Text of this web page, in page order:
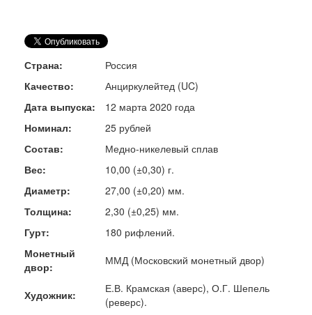
Страна:
Россия
Качество:
Анциркулейтед (UC)
Дата выпуска:
12 марта 2020 года
Номинал:
25 рублей
Состав:
Медно-никелевый сплав
Вес:
10,00 (±0,30) г.
Диаметр:
27,00 (±0,20) мм.
Толщина:
2,30 (±0,25) мм.
Гурт:
180 рифлений.
Монетный
двор:
ММД (Московский монетный двор)
Художник:
Е.В. Крамская (аверс), О.Г. Шепель
(реверс).